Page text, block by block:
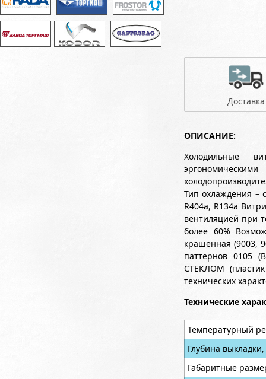
Доставка
ОПИСАНИЕ:
Холодильные
Тип охлаждения –
R404a, R134a
вентиляцией при
более 60%
крашенная (9003,
паттернов 0105
СТЕКЛОМ
технических
Технические
Температурный
Глубина
Габаритные